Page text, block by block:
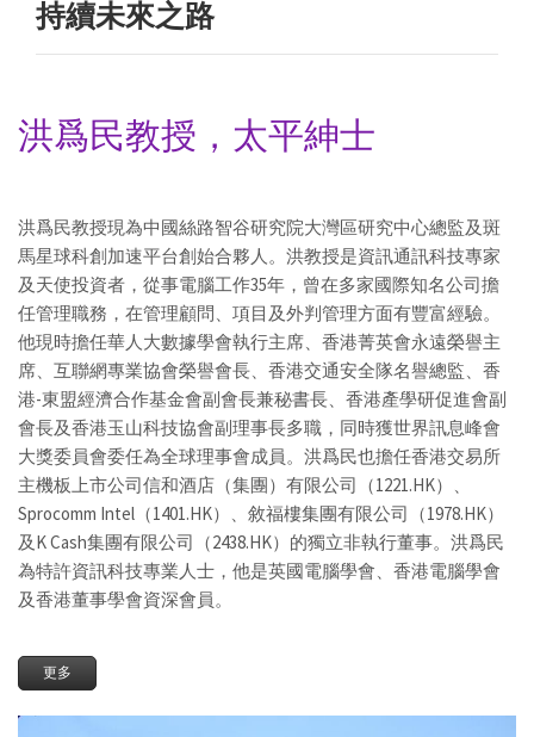
持續未來之路
洪爲民教授，太平紳士
洪爲民教授現為中國絲路智谷研究院大灣區研究中心總監及斑
馬星球科創加速平台創始合夥人。洪教授是資訊通訊科技專家
及天使投資者，從事電腦工作35年，曾在多家國際知名公司擔
任管理職務，在管理顧問、項目及外判管理方面有豐富經驗。
他現時擔任華人大數據學會執行主席、香港菁英會永遠榮譽主
席、互聯網專業協會榮譽會長、香港交通安全隊名譽總監、香
港-東盟經濟合作基金會副會長兼秘書長、香港產學研促進會副
會長及香港玉山科技協會副理事長多職，同時獲世界訊息峰會
大獎委員會委任為全球理事會成員。洪爲民也擔任香港交易所
主機板上市公司信和酒店（集團）有限公司（1221.HK）、
Sprocomm Intel（1401.HK）、敘福樓集團有限公司（1978.HK）
及K Cash集團有限公司（2438.HK）的獨立非執行董事。洪爲民
為特許資訊科技專業人士，他是英國電腦學會、香港電腦學會
及香港董事學會資深會員。
更多